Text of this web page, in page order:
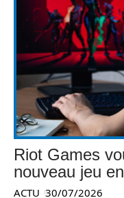
Riot Games
nouveau jeu
ACTU 30/07/2026